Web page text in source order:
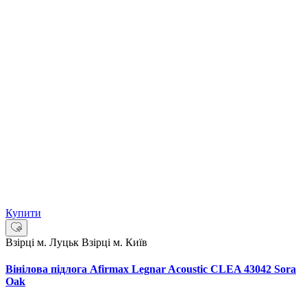
Купити
Взірці м. Луцьк Взірці м. Київ
Вінілова підлога Afirmax Legnar Acoustic CLEA 43042 Sora
Oak